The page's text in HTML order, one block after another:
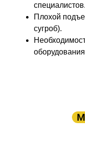
специалистов.
Плохой
сугроб).